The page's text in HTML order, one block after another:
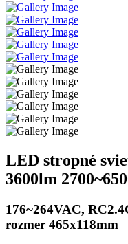
LED stropné
3600lm
176~264VAC,
rozmer 465x118mm